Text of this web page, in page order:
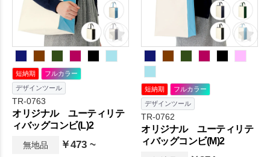
トート」がおススメです。ユ
ーティリティバッグコンビ(S)
ワイドのリニューアル版とな
ります。毎日の生活をより快
適に。
短納期
フルカラー
デザインツール
TR-0763
オリジナル ユーティリテ
ィバッグコンビ(L)2
無地品 ￥473 ~
短納期
フルカラー
デザインツール
TR-0762
オリジナル ユーティリテ
ィバッグコンビ(M)2